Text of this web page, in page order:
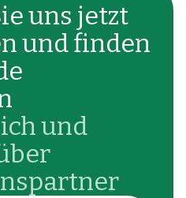
uns jetzt
und finden
und